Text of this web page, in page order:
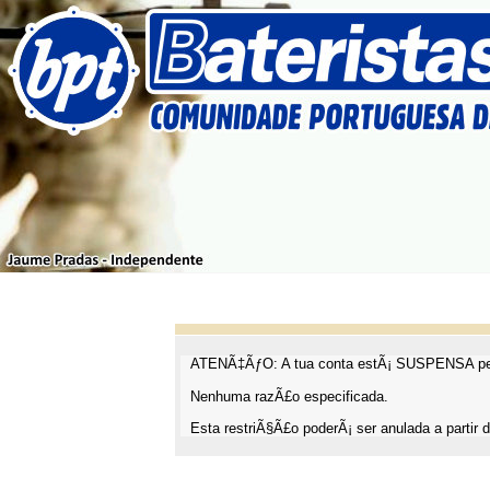
ATENÃ‡ÃƒO: A tua conta estÃ¡ SUSPENSA
Nenhuma razÃ£o especificada.
Esta restriÃ§Ã£o poderÃ¡ ser anulada a partir